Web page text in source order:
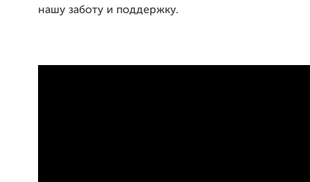
нашу заботу и поддержку.